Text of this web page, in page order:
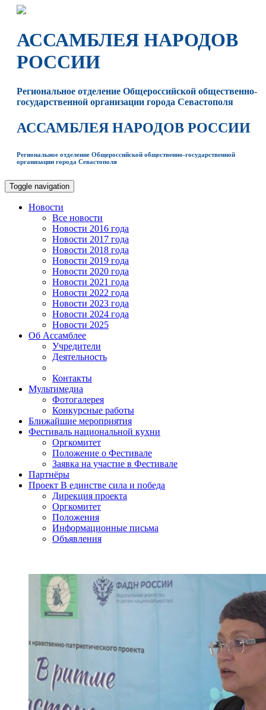
АССАМБЛЕЯ НАРОДОВ
РОССИИ
Региональное отделение Общероссийской общественно-
государственной организации города Севастополя
АССАМБЛЕЯ НАРОДОВ РОССИИ
Региональное отделение Общероссийской общественно-государственной
организации города Севастополя
Toggle navigation
Новости
Все новости
Новости 2016 года
Новости 2017 года
Новости 2018 года
Новости 2019 года
Новости 2020 года
Новости 2021 года
Новости 2022 года
Новости 2023 года
Новости 2024 года
Новости 2025
Об Ассамблее
Учредители
Деятельность
Контакты
Мультимедиа
Фотогалерея
Конкурсные работы
Ближайшие мероприятия
Фестиваль национальной кухни
Оргкомитет
Положение о Фестивале
Заявка на участие в Фестивале
Партнёры
Проект В единстве сила и победа
Дирекция проекта
Оргкомитет
Положения
Информационные письма
Объявления